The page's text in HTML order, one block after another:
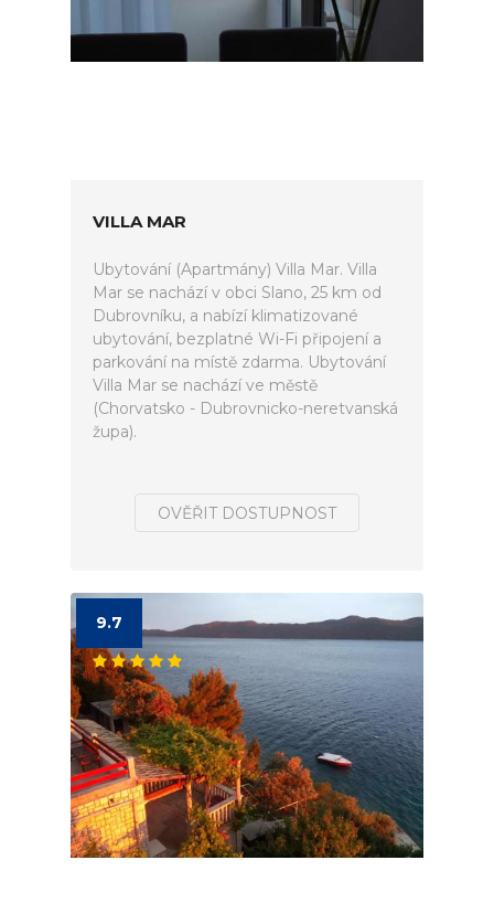
VILLA MAR
Ubytování (Apartmány) Villa Mar. Villa
Mar se nachází v obci Slano, 25 km od
Dubrovníku, a nabízí klimatizované
ubytování, bezplatné Wi-Fi připojení a
parkování na místě zdarma. Ubytování
Villa Mar se nachází ve městě
(Chorvatsko - Dubrovnicko-neretvanská
župa).
OVĚŘIT DOSTUPNOST
9.7